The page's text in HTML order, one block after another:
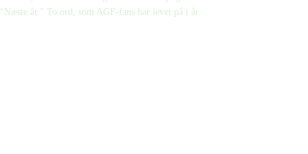
“Næste år.” To ord, som AGF-fans har levet på i år